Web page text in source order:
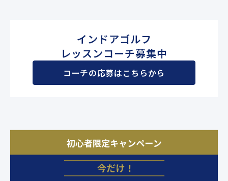
インドアゴルフ
レッスンコーチ募集中
コーチの応募はこちらから